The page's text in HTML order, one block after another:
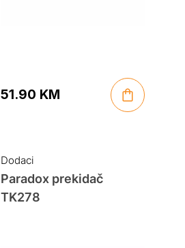
51.90 KM
Dodaci
Paradox prekidač
TK278